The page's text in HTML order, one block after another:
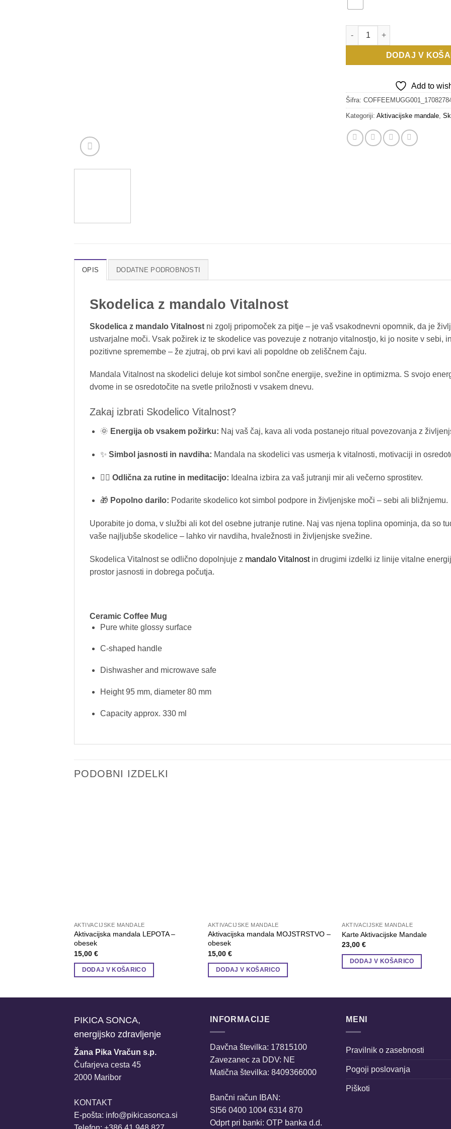
SKODELICA VITALNOST
DODAJ V
Add to
Šifra:
Kategoriji: Aktivacijske mandale
OPIS DODATNE PODROBNOSTI
Skodelica z mandalo Vitalnost
Skodelica z mandalo Vitalnost ni zgolj pripomoček za pitje – je vaš vsakodnevni opomnik, da je
ustvarjalne moči. Vsak požirek iz te skodelice vas povezuje z notranjo vitalnostjo, ki jo nosite v sebi,
pozitivne spremembe – že zjutraj, ob prvi kavi ali popoldne ob zeliščnem čaju.
Mandala Vitalnost na skodelici deluje kot simbol sončne energije, svežine in optimizma. S svojo
dvome in se osredotočite na svetle priložnosti v vsakem dnevu.
Zakaj izbrati Skodelico Vitalnost?
🌞 Energija ob vsakem požirku: Naj vaš čaj, kava ali voda postanejo ritual povezovanja z
✨ Simbol jasnosti in navdiha: Mandala na skodelici vas usmerja k vitalnosti, motivaciji in
🧘‍♀️ Odlična za rutine in meditacijo: Idealna izbira za vaš jutranji mir ali večerno sprostitev.
🎁 Popolno darilo: Podarite skodelico kot simbol podpore in življenjske moči – sebi ali bližnjemu.
Uporabite jo doma, v službi ali kot del osebne jutranje rutine. Naj vas njena toplina opominja, da so
vaše najljubše skodelice – lahko vir navdiha, hvaležnosti in življenjske svežine.
Skodelica Vitalnost se odlično dopolnjuje z mandalo Vitalnostin drugimi izdelki iz linije vitalne
prostor jasnosti in dobrega počutja.
Ceramic Coffee Mug
Pure white glossy surface
C-shaped handle
Dishwasher and microwave safe
Height 95 mm, diameter 80 mm
Capacity approx. 330 ml
PODOBNI IZDELKI
AKTIVACIJSKE MANDALE
Aktivacijska mandala LEPOTA –
obesek
15,00 €
DODAJ V KOŠARICO
AKTIVACIJSKE MANDALE
Aktivacijska mandala MOJSTRSTVO –
obesek
15,00€
DODAJ V KOŠARICO
AKTIVACIJSKE MANDALE
Karte Aktivacijske Mandale
23,00€
DODAJ V KOŠARICO
PIKICA SONCA,
energijsko zdravljenje
Žana Pika Vračun s.p.
Čufarjeva cesta 45
2000 Maribor
KONTAKT
E-pošta: info@pikicasonca.si
INFORMACIJE
Davčna številka: 17815100
Zavezanec za DDV: NE
Matična številka: 8409366000
Bančni račun IBAN:
SI56 0400 1004 6314 870
Odprt pri banki: OTP banka d.d.
MENI
Pravilnik o zasebnosti
Pogoji poslovanja
Piškoti